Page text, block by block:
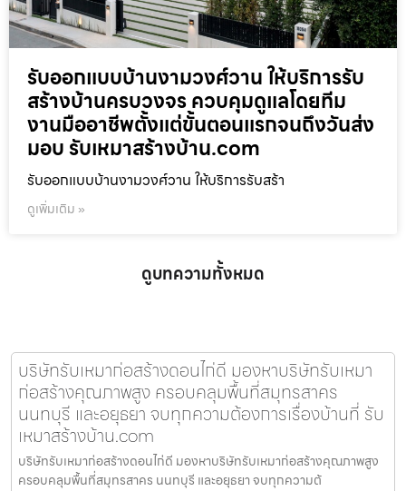
รับออกแบบบ้านงามวงศ์วาน ให้บริการรับ
สร้างบ้านครบวงจร ควบคุมดูแลโดยทีม
งานมืออาชีพตั้งแต่ขั้นตอนแรกจนถึงวันส่ง
มอบ รับเหมาสร้างบ้าน.com
รับออกแบบบ้านงามวงศ์วาน ให้บริการรับสร้า
ดูเพิ่มเติม »
ดูบทความทั้งหมด
บริษัทรับเหมาก่อสร้างดอนไก่ดี มองหาบริษัทรับเหมา
ก่อสร้างคุณภาพสูง ครอบคลุมพื้นที่สมุทรสาคร
นนทบุรี และอยุธยา จบทุกความต้องการเรื่องบ้านที่ รับ
เหมาสร้างบ้าน.com
บริษัทรับเหมาก่อสร้างดอนไก่ดี มองหาบริษัทรับเหมาก่อสร้างคุณภาพสูง
ครอบคลุมพื้นที่สมุทรสาคร นนทบุรี และอยุธยา จบทุกความต้